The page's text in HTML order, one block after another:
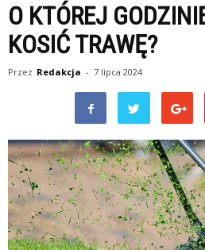
O KTÓREJ
KOSIĆ TRAWĘ?
Przez Redakcja - 7 lipca 2024